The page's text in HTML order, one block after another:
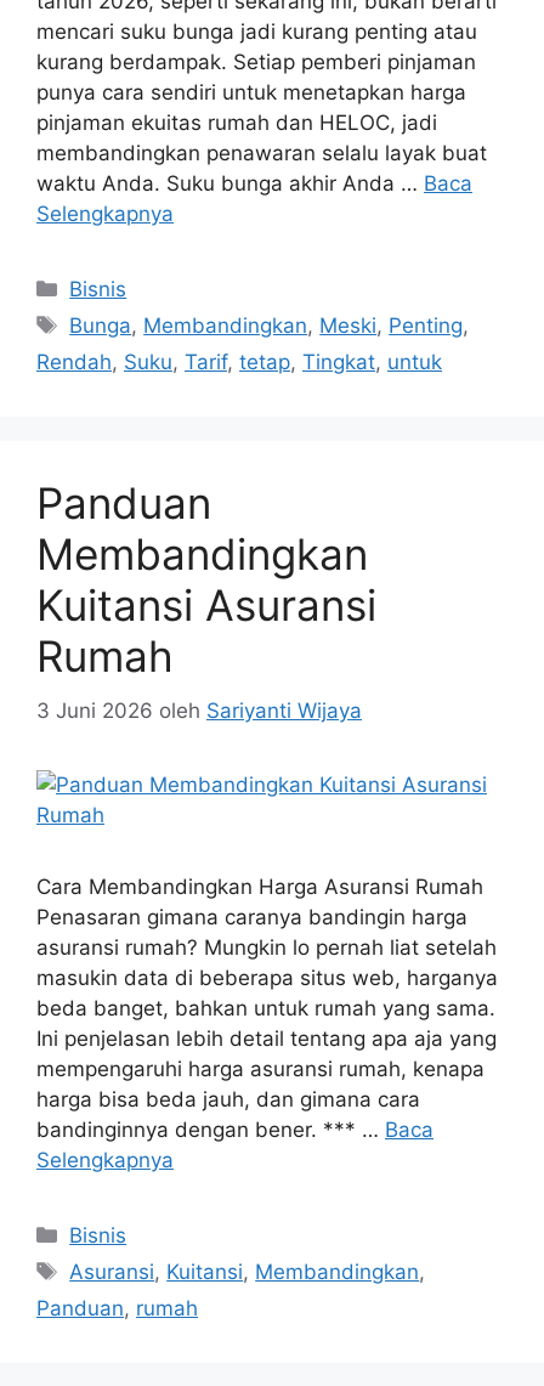
mencari suku bunga jadi kurang penting atau
kurang berdampak. Setiap pemberi pinjaman
punya cara sendiri untuk menetapkan harga
pinjaman ekuitas rumah dan HELOC, jadi
membandingkan penawaran selalu layak buat
waktu Anda. Suku bunga akhir Anda … Baca
Selengkapnya
Kategori
Bisnis
Tag
Bunga, Membandingkan, Meski, Penting,
Rendah, Suku, Tarif, tetap, Tingkat, untuk
Panduan
Membandingkan
Kuitansi Asuransi
Rumah
3 Juni 2026 oleh Sariyanti Wijaya
Cara Membandingkan Harga Asuransi Rumah
Penasaran gimana caranya bandingin harga
asuransi rumah? Mungkin lo pernah liat setelah
masukin data di beberapa situs web, harganya
beda banget, bahkan untuk rumah yang sama.
Ini penjelasan lebih detail tentang apa aja yang
mempengaruhi harga asuransi rumah, kenapa
harga bisa beda jauh, dan gimana cara
bandinginnya dengan bener. *** … Baca
Selengkapnya
Kategori
Bisnis
Tag
Asuransi, Kuitansi, Membandingkan,
Panduan, rumah